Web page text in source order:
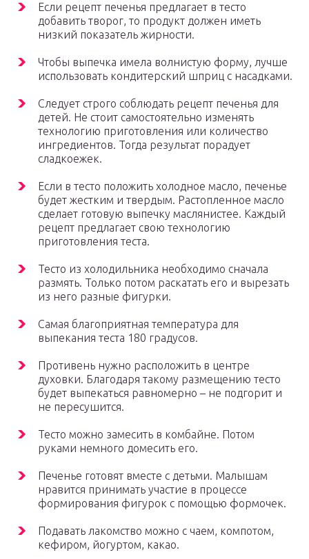
Если рецепт печенья предлагает в тесто
добавить творог, то продукт должен иметь
низкий показатель жирности.
Чтобы выпечка имела волнистую форму, лучше
использовать кондитерский шприц с насадками.
Следует строго соблюдать рецепт печенья для
детей. Не стоит самостоятельно изменять
технологию приготовления или количество
ингредиентов. Тогда результат порадует
сладкоежек.
Если в тесто положить холодное масло, печенье
будет жестким и твердым. Растопленное масло
сделает готовую выпечку маслянистее. Каждый
рецепт предлагает свою технологию
приготовления теста.
Тесто из холодильника необходимо сначала
размять. Только потом раскатать его и вырезать
из него разные фигурки.
Самая благоприятная температура для
выпекания теста 180 градусов.
Противень нужно расположить в центре
духовки. Благодаря такому размещению тесто
будет выпекаться равномерно – не подгорит и
не пересушится.
Тесто можно замесить в комбайне. Потом
руками немного домесить его.
Печенье готовят вместе с детьми. Малышам
нравится принимать участие в процессе
формирования фигурок с помощью формочек.
Подавать лакомство можно с чаем, компотом,
кефиром, йогуртом, какао.